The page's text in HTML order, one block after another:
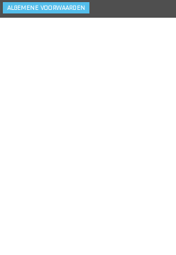
ALGEMENE VOORWAARDEN